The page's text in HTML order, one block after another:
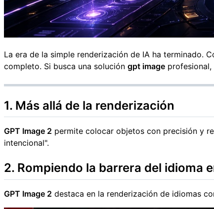
La era de la simple renderización de IA ha terminado.
completo. Si busca una solución gpt image profesional,
1. Más allá de la renderización
GPT Image 2 permite colocar objetos con precisión y
intencional".
2. Rompiendo la barrera del idioma
GPT Image 2 destaca en la renderización de idiomas